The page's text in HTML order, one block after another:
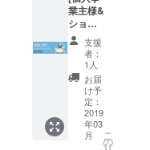
前ご掲
載 ※リ
ターン
の詳細
内容
は、本
文をご
確認く
ださ
い。 ※
支援時
ワン
ちゃん
OK！
③NeoF
amilyサ
イトの
SPECIA
THANK
Sへお名
前ご掲
業主様&
ショッ
プ様向
けリ
ターン]
①ネオ
ファミ
リー
フォト
ブッ
クーデ
支援
者：
1人
お届
け予
定：
2019
年03
月
こ
の